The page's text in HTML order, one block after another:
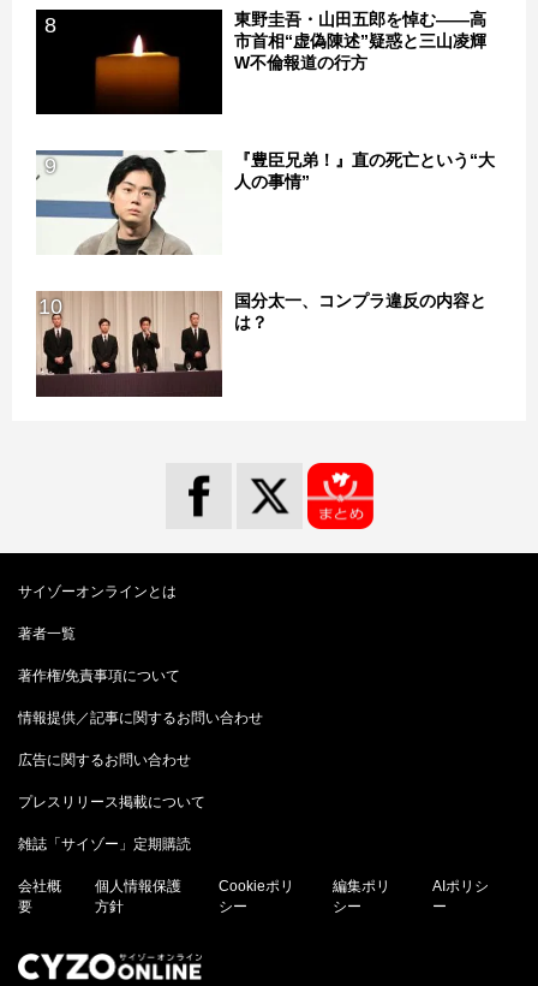
8
東野圭吾・山田五郎を悼む――高
市首相“虚偽陳述”疑惑と三山凌輝
W不倫報道の行方
9
『豊臣兄弟！』直の死亡という“大
人の事情”
10
国分太一、コンプラ違反の内容と
は？
サイゾーオンラインとは
著者一覧
著作権/免責事項について
情報提供／記事に関するお問い合わせ
広告に関するお問い合わせ
プレスリリース掲載について
雑誌「サイゾー」定期購読
会社概
要
個人情報保護
方針
Cookieポリ
シー
編集ポリ
シー
AIポリシ
ー